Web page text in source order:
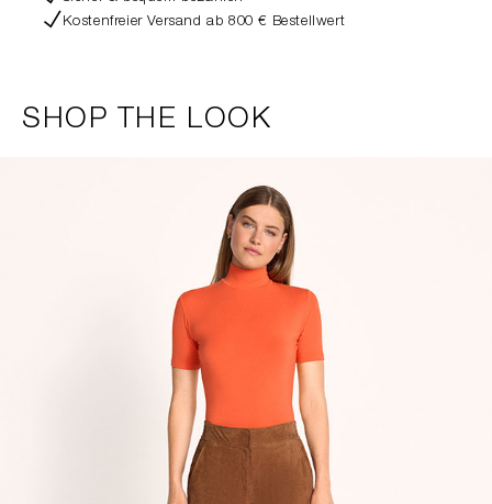
Kostenfreier Versand ab 800 € Bestellwert
SHOP THE LOOK